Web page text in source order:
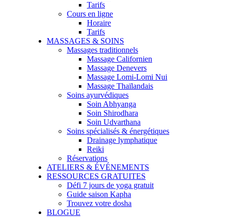
Tarifs
Cours en ligne
Horaire
Tarifs
MASSAGES & SOINS
Massages traditionnels
Massage Californien
Massage Denevers
Massage Lomi-Lomi Nui
Massage Thaïlandais
Soins ayurvédiques
Soin Abhyanga
Soin Shirodhara
Soin Udvarthana
Soins spécialisés & énergétiques
Drainage lymphatique
Reiki
Réservations
ATELIERS & ÉVÉNEMENTS
RESSOURCES GRATUITES
Défi 7 jours de yoga gratuit
Guide saison Kapha
Trouvez votre dosha
BLOGUE